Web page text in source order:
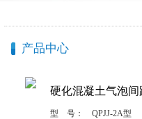
产品中心
硬化混凝土气泡
型 号：
QPJJ-2A型